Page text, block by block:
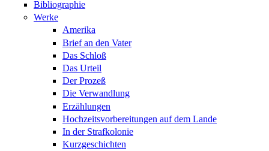
Bibliographie
Werke
Amerika
Brief an den Vater
Das Schloß
Das Urteil
Der Prozeß
Die Verwandlung
Erzählungen
Hochzeitsvorbereitungen auf dem Lande
In der Strafkolonie
Kurzgeschichten